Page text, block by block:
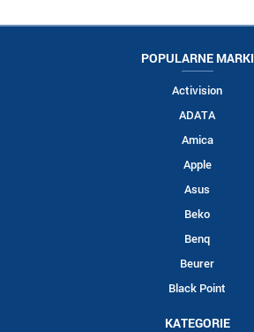
POPULARNE MARKI
Activision
ADATA
Amica
Apple
Asus
Beko
Benq
Beurer
Black Point
KATEGORIE